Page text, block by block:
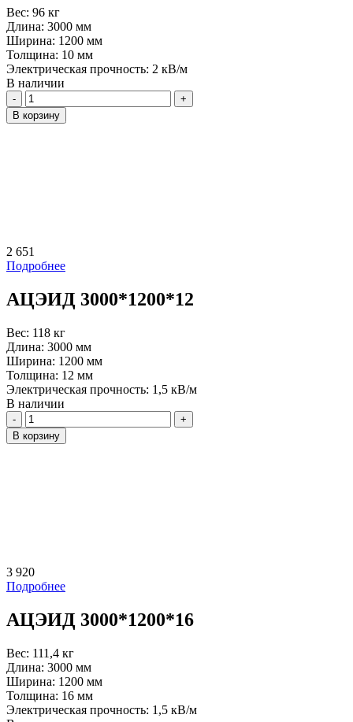
Вес: 96 кг
Длина: 3000 мм
Ширина: 1200 мм
Толщина: 10 мм
Электрическая прочность: 2 кВ/м
В наличии
Количество
В корзину
2 651
Подробнее
АЦЭИД 3000*1200*12
Вес: 118 кг
Длина: 3000 мм
Ширина: 1200 мм
Толщина: 12 мм
Электрическая прочность: 1,5 кВ/м
В наличии
Количество
В корзину
3 920
Подробнее
АЦЭИД 3000*1200*16
Вес: 111,4 кг
Длина: 3000 мм
Ширина: 1200 мм
Толщина: 16 мм
Электрическая прочность: 1,5 кВ/м